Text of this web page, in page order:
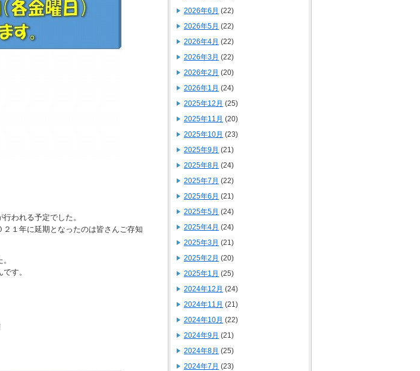
われる予定でした。
１年に延期となったのは皆さんご存知
す。
2026年6月 (22)
2026年5月 (22)
2026年4月 (22)
2026年3月 (22)
2026年2月 (20)
2026年1月 (24)
2025年12月 (25)
2025年11月 (20)
2025年10月 (23)
2025年9月 (21)
2025年8月 (24)
2025年7月 (22)
2025年6月 (21)
2025年5月 (24)
2025年4月 (24)
2025年3月 (21)
2025年2月 (20)
2025年1月 (25)
2024年12月 (24)
2024年11月 (21)
2024年10月 (22)
2024年9月 (21)
2024年8月 (25)
2024年7月 (23)